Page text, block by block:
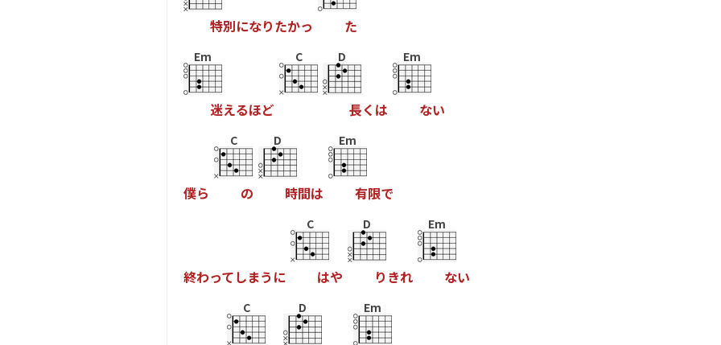
特別になりたかっ た
Em
迷えるほど
C D
長く は
Em
ない
僕ら
C
の
D
時間は
Em
有限で
終わってしまう に
C
はや
D
り きれ
Em
ない
C D Em